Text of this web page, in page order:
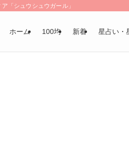
「シュウシュウガール」
ホーム 100均 新着 星占い・